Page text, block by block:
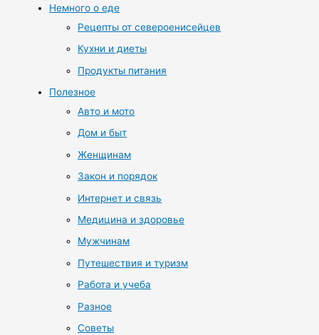
Немного о еде
Рецепты от североенисейцев
Кухни и диеты
Продукты питания
Полезное
Авто и мото
Дом и быт
Женщинам
Закон и порядок
Интернет и связь
Медицина и здоровье
Мужчинам
Путешествия и туризм
Работа и учеба
Разное
Советы